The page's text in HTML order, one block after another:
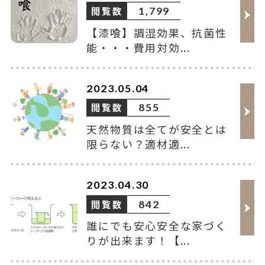
閲覧数 1,799
【漆喰】調湿効果、抗菌性
能・・・費用対効...
2023.05.04
閲覧数
855
天然物質は全てが安全とは
限らない？適材適...
2023.04.30
閲覧数
842
誰にでも安心安全な家づく
りが出来ます！【...